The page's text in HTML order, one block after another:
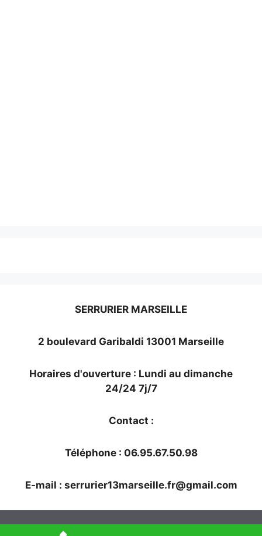
SERRURIER MARSEILLE
2 boulevard Garibaldi 13001 Marseille
Horaires d'ouverture : Lundi au dimanche
24/24 7j/7
Contact :
Téléphone : 06.95.67.50.98
E-mail : serrurier13marseille.fr@gmail.com
© 2026 SERRURIER MARSEILLE• Construit avec